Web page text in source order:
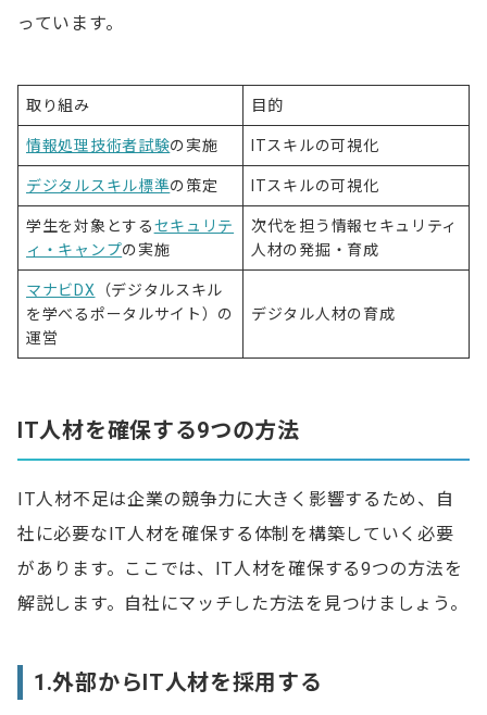
っています。
取り組み 目的
情報処理技術者試験の実施 ITスキルの可視化
デジタルスキル標準の策定 ITスキルの可視化
学生を対象とするセキュリテ
ィ・キャンプの実施
次代を担う情報セキュリティ
人材の発掘・育成
マナビDX （デジタルスキル
を学べるポータルサイト）の
運営
デジタル人材の育成
IT人材を確保する9つの方法
IT人材不足は企業の競争力に大きく影響するため、自
社に必要なIT人材を確保する体制を構築していく必要
があります。ここでは、IT人材を確保する9つの方法を
解説します。自社にマッチした方法を見つけましょう。
1.外部からIT人材を採用する